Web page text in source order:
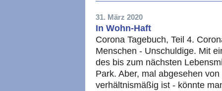
31. März 2020
In Wohn-Haft
Corona Tagebuch, Teil 4.
Menschen - Unschuldige. Mit
des bis zum nächsten
Park. Aber, mal abgesehen
verhältnismäßig ist - könnte